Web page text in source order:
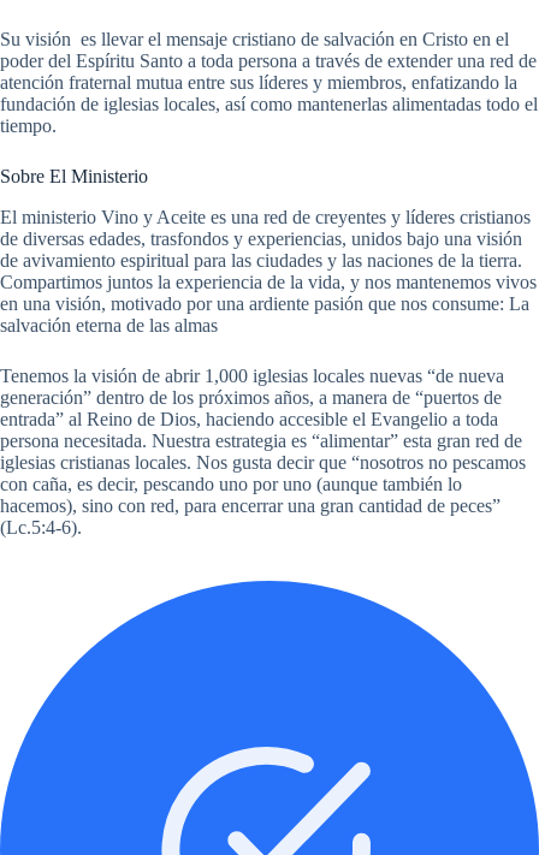
Su visión es llevar el mensaje cristiano de salvación en Cristo en el
poder del Espíritu Santo a toda persona a través de extender una red de
atención fraternal mutua entre sus líderes y miembros, enfatizando la
fundación de iglesias locales, así como mantenerlas alimentadas todo el
tiempo.
Sobre El Ministerio
El ministerio Vino y Aceite es una red de creyentes y líderes cristianos
de diversas edades, trasfondos y experiencias, unidos bajo una visión
de avivamiento espiritual para las ciudades y las naciones de la tierra.
Compartimos juntos la experiencia de la vida, y nos mantenemos vivos
en una visión, motivado por una ardiente pasión que nos consume: La
salvación eterna de las almas
Tenemos la visión de abrir 1,000 iglesias locales nuevas “de nueva
generación” dentro de los próximos años, a manera de “puertos de
entrada” al Reino de Dios, haciendo accesible el Evangelio a toda
persona necesitada. Nuestra estrategia es “alimentar” esta gran red de
iglesias cristianas locales. Nos gusta decir que “nosotros no pescamos
con caña, es decir, pescando uno por uno (aunque también lo
hacemos), sino con red, para encerrar una gran cantidad de peces”
(Lc.5:4-6).